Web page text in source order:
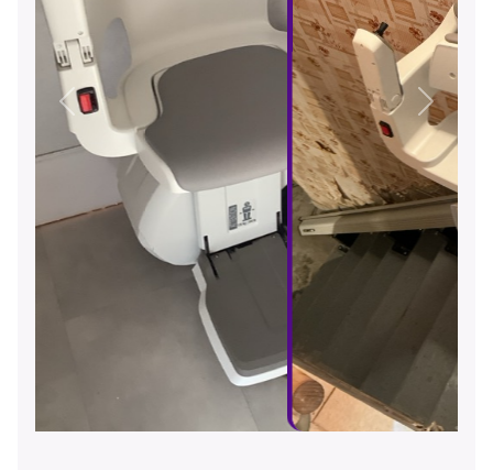
Précédent Suivant